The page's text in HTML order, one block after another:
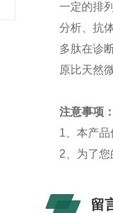
一定的排
分析、抗
多肽在诊
原比天然
注意事项
1 、本产
2 、为了
留